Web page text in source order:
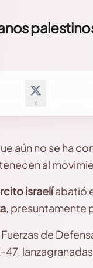
X
aún no se ha
al
israelíabatió
, presuntamente
de
47,